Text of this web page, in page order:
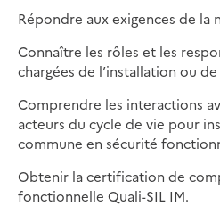
Répondre aux exigences de la
Connaître les rôles et les
chargées de l’installation ou
Comprendre les interactions
acteurs du cycle de vie pour
commune en sécurité
Obtenir la certification de
fonctionnelle Quali-SIL IM.